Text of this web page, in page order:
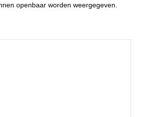
openbaar worden weergegeven.